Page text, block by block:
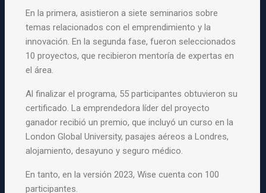
En la primera, asistieron a siete seminarios sobre
temas relacionados con el emprendimiento y la
innovación. En la segunda fase, fueron seleccionados
10 proyectos, que recibieron mentoría de expertas en
el área.
Al finalizar el programa, 55 participantes obtuvieron su
certificado. La emprendedora líder del proyecto
ganador recibió un premio, que incluyó un curso en la
London Global University, pasajes aéreos a Londres,
alojamiento, desayuno y seguro médico.
En tanto, en la versión 2023,Wise cuenta con 100
participantes.